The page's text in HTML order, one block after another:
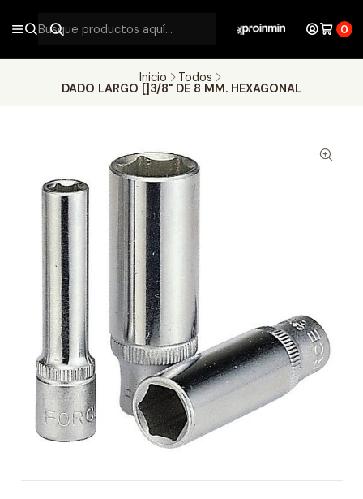
0
Inicio
Todos
DADO LARGO []3/8" DE 8 MM. HEXAGONAL